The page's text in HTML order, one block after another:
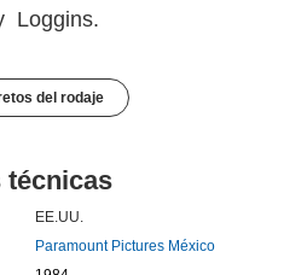
Loggins.
del rodaje
técnicas
EE.UU.
Paramount Pictures México